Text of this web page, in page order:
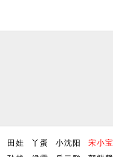
田娃 丫蛋 小沈阳 宋小宝